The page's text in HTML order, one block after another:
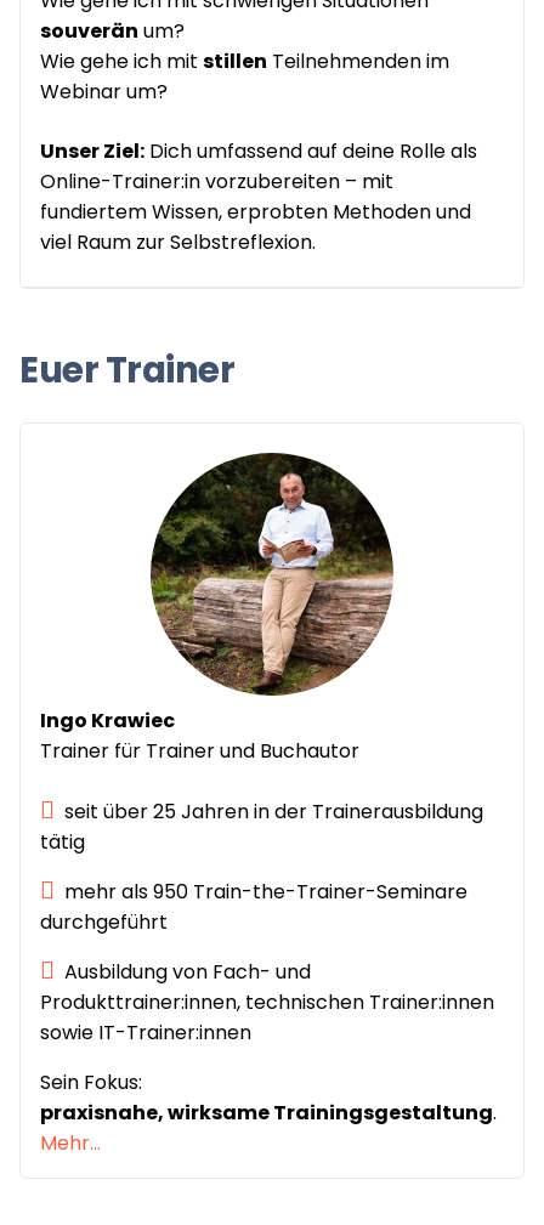
souverän um?
Wie gehe ich mit stillen Teilnehmenden im
Webinar um?
Unser Ziel: Dich umfassend auf deine Rolle als
Online-Trainer:in vorzubereiten – mit
fundiertem Wissen, erprobten Methoden und
viel Raum zur Selbstreflexion.
Euer Trainer
Ingo Krawiec
Trainer für Trainer und Buchautor
seit über 25 Jahren in der Trainerausbildung
tätig
mehr als 950 Train-the-Trainer-Seminare
durchgeführt
Ausbildung von Fach- und
Produkttrainer:innen, technischen Trainer:innen
sowie IT-Trainer:innen
Sein Fokus:
praxisnahe, wirksame Trainingsgestaltung.
Mehr...